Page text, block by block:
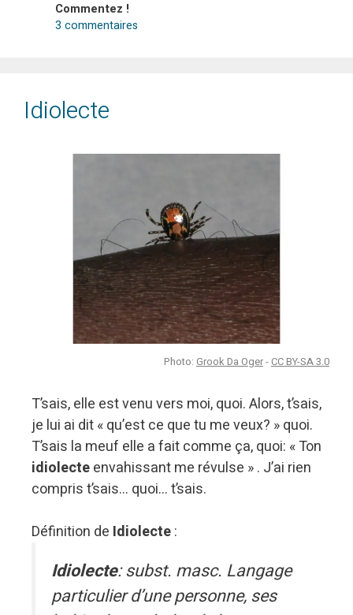
Commentez !
3 commentaires
Idiolecte
Photo: Grook Da Oger- CC BY-SA 3.0
T’sais, elle est venu vers moi, quoi. Alors, t’sais,
je lui ai dit « qu’est ce que tu me veux? » quoi.
T’sais la meuf elle a fait comme ça, quoi: « Ton
idiolecteenvahissant me révulse » . J’ai rien
compris t’sais… quoi… t’sais.
Définition de Idiolecte:
Idiolecte: subst. masc. Langage
particulier d’une personne, ses